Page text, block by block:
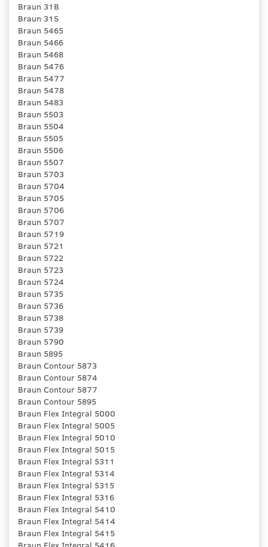
Braun 31B
Braun 31S
Braun 5465
Braun 5466
Braun 5468
Braun 5476
Braun 5477
Braun 5478
Braun 5483
Braun 5503
Braun 5504
Braun 5505
Braun 5506
Braun 5507
Braun 5703
Braun 5704
Braun 5705
Braun 5706
Braun 5707
Braun 5719
Braun 5721
Braun 5722
Braun 5723
Braun 5724
Braun 5735
Braun 5736
Braun 5738
Braun 5739
Braun 5790
Braun 5895
Braun Contour 5873
Braun Contour 5874
Braun Contour 5877
Braun Contour 5895
Braun Flex Integral 5000
Braun Flex Integral 5005
Braun Flex Integral 5010
Braun Flex Integral 5015
Braun Flex Integral 5311
Braun Flex Integral 5314
Braun Flex Integral 5315
Braun Flex Integral 5316
Braun Flex Integral 5410
Braun Flex Integral 5414
Braun Flex Integral 5415